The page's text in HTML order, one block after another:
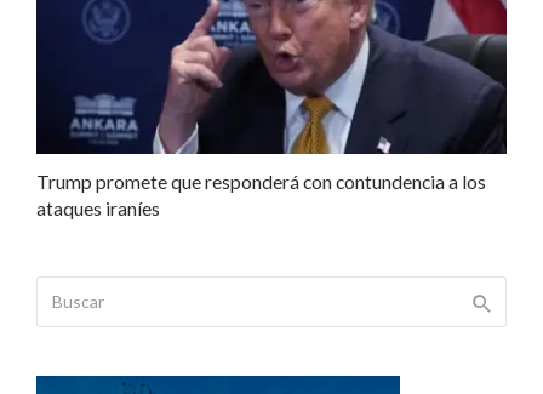
Trump promete que responderá con contundencia a los
ataques iraníes